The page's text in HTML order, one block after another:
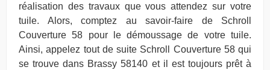
réalisation des travaux que vous attendez sur votre
tuile. Alors, comptez au savoir-faire de Schroll
Couverture 58 pour le démoussage de votre tuile.
Ainsi, appelez tout de suite Schroll Couverture 58 qui
se trouve dans Brassy 58140 et il est toujours prêt à